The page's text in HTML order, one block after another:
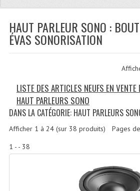
Location De
Le Matériel
Recevoir Nos
Faire Votre Devis
CATÉGORIES
Accessoires Pieds Cellules
Accessoires
HAUT PARLEUR SONO :
ÉVAS SONORISATION
LISTE DES ARTICLES NEUFS EN VENTE
HAUT PARLEURS SONO
DANS LA CATÉGORIE: HAUT PARLEURS
Pages
Afficher 1 à 24(sur 38 produits)
1 - - 38